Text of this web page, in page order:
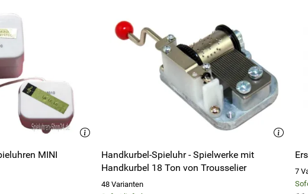
vom zustand der spielwerke sehr entäuscht bin!
MINI
Handkurbel-Spieluhr - Spielwerke mit
Handkurbel 18 Ton von Trousselier
48 Varianten
7